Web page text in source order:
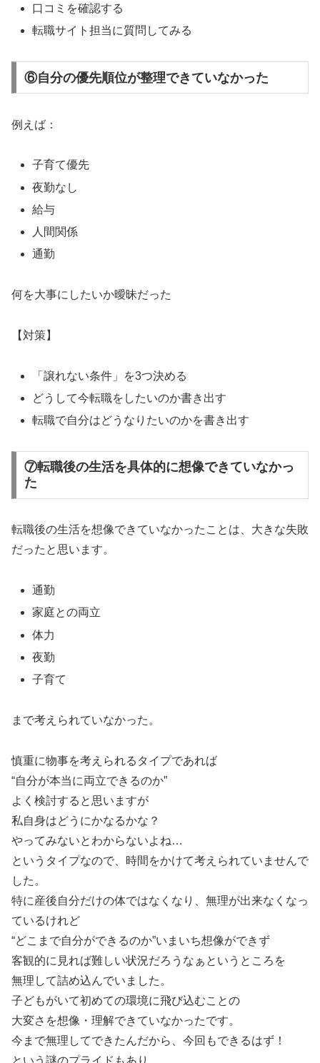
口コミを確認する
転職サイト担当に質問してみる
⑥自分の優先順位が整理できていなかった
例えば：
子育て優先
夜勤なし
給与
人間関係
通勤
何を大事にしたいか曖昧だった
【対策】
「譲れない条件」を3つ決める
どうして今転職をしたいのか書き出す
転職で自分はどうなりたいのかを書き出す
⑦転職後の生活を具体的に想像できていなかっ
た
転職後の生活を想像できていなかったことは、大きな失敗
だったと思います。
通勤
家庭との両立
体力
夜勤
子育て
まで考えられていなかった。
慎重に物事を考えられるタイプであれば
“自分が本当に両立できるのか”
よく検討すると思いますが
私自身はどうにかなるかな？
やってみないとわからないよね…
というタイプなので、時間をかけて考えられていませんで
した。
特に産後自分だけの体ではなくなり、無理が出来なくなっ
ているけれど
“どこまで自分ができるのか”いまいち想像ができず
客観的に見れば難しい状況だろうなぁというところを
無理して詰め込んでいました。
子どもがいて初めての環境に飛び込むことの
大変さを想像・理解できていなかったです。
今まで無理してできたんだから、今回もできるはず！
という謎のプライドもあり